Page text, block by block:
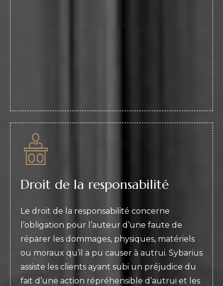
Droit de la responsabilité
Le droit de la responsabilité concerne
l’obligation pour l’auteur d’une faute de
réparer les dommages, physiques, matériels
ou moraux qu’il a pu causer à autrui. Sybarius
assiste les clients ayant subi un préjudice du
fait d’une action répréhensible d’autrui et les